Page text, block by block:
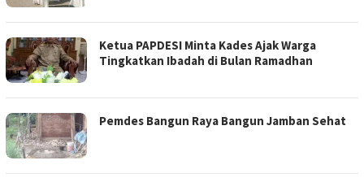
Ketua PAPDESI Minta Kades Ajak Warga
Tingkatkan Ibadah di Bulan Ramadhan
Pemdes Bangun Raya Bangun Jamban Sehat